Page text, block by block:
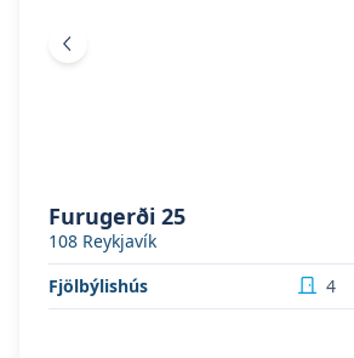
Fyrri mynd
Furugerði 25
108 Reykjavík
Fjölbýlishús 4